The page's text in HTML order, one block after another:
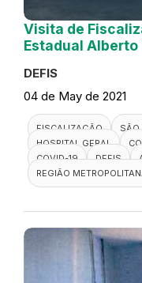
Visita de
Estadual Alberto
DEFIS
04 de May de 2021
FISCALIZAÇÃO
SÃO
HOSPITAL GERAL
COVID-19
DEFIS
REGIÃO